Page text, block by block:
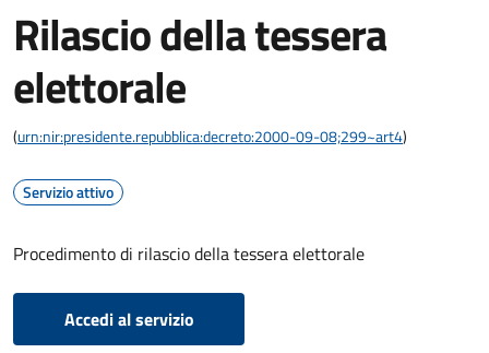
Rilascio della tessera
elettorale
(urn:nir:presidente.repubblica:decreto:2000-09-08;299~art4)
Servizio attivo
Procedimento di rilascio della tessera elettorale
Accedi al servizio